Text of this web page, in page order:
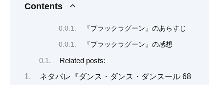
Contents
『ブラックラグーン』のあらすじ
『ブラックラグーン』の感想
Related posts:
ネタバレ『ダンス・ダンス・ダンスール 68